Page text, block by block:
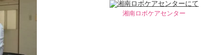
湘南ロボケアセンター